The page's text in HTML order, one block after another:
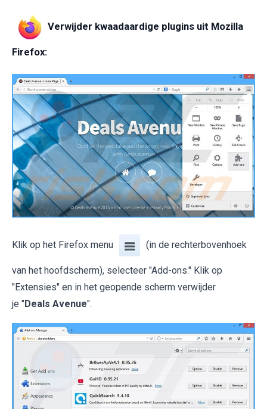
Verwijder kwaadaardige plugins uit Mozilla
Firefox:
Klik op het Firefox menu (in de rechterbovenhoek
van het hoofdscherm), selecteer "Add-ons." Klik op
"Extensies" en in het geopende scherm verwijder
je "Deals Avenue".